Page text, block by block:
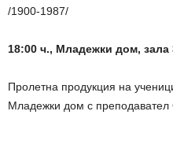
/1900-1987/
18:00 ч., Младежки дом, зала
Пролетна продукция на
Младежки дом с преподавател